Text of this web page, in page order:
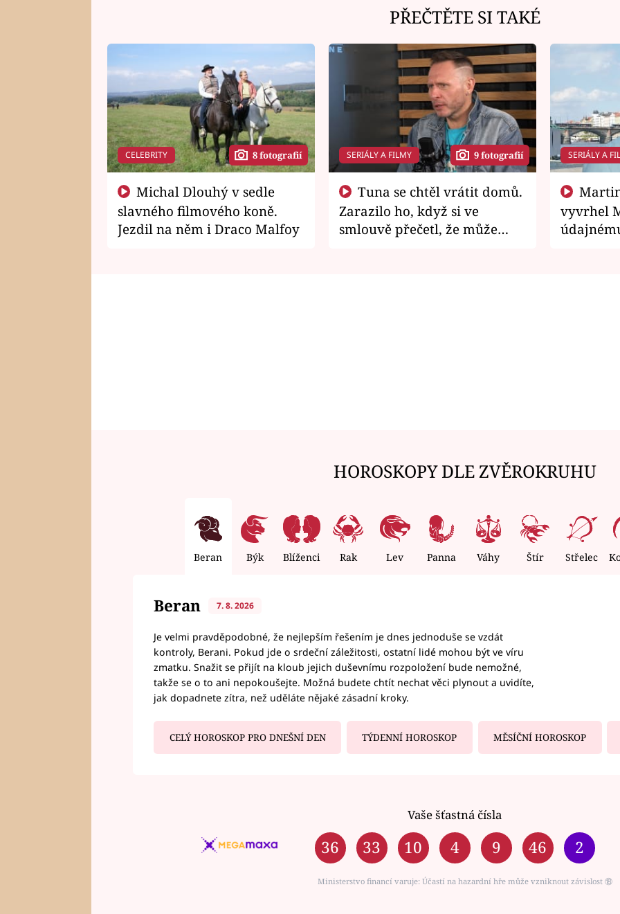
PŘEČTĚTE SI TAKÉ
CELEBRITY 8 fotografií
slavného filmového koně.
Jezdil na něm i Draco Malfoy
SERIÁLY A FILMY 9 fotografií
Zarazilo ho, když si ve
smlouvě přečetl, že může
SERIÁLY A
vyvrhel
HOROSKOPY DLE ZVĚROKRUHU
Beran Býk Blíženci Rak Lev Panna Váhy Štír Střelec
Beran 7. 8. 2026
Je velmi pravděpodobné, že nejlepším řešením je dnes jednoduše se vzdát
kontroly, Berani. Pokud jde o srdeční záležitosti, ostatní lidé mohou být ve víru
zmatku. Snažit se přijít na kloub jejich duševnímu rozpoložení bude nemožné,
takže se o to ani nepokoušejte. Možná budete chtít nechat věci plynout a uvidíte,
jak dopadnete zítra, než uděláte nějaké zásadní kroky.
CELÝ HOROSKOP PRO DNEŠNÍ DEN TÝDENNÍ HOROSKOP MĚSÍČNÍ HOROSKOP
Vaše šťastná čísla
36 33 10 4 9 46 2
Ministerstvo financí varuje: Účastí na hazardní hře může vzniknout závislost ⑱